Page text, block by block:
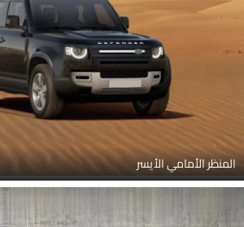
المنظر الأمامي الأيسر